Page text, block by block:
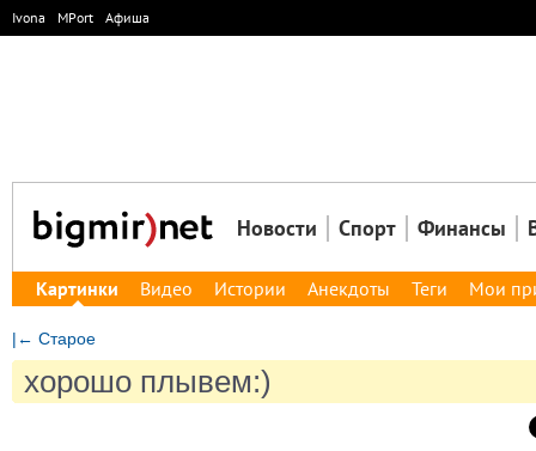
Ivona MPort Афиша
Новости Спорт Финансы
Картинки Видео Истории Анекдоты Теги Мои
|← Старое
хорошо плывем:)